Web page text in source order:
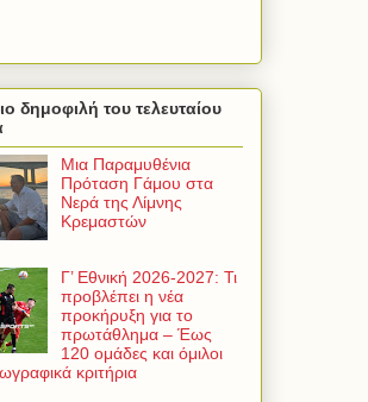
δημοφιλή του τελευταίου
Μια Παραμυθένια
Πρόταση Γάμου στα
Νερά της Λίμνης
Κρεμαστών
Γ’ Εθνική 2026-2027: Τι
προβλέπει η νέα
προκήρυξη για το
πρωτάθλημα – Έως
120 ομάδες και όμιλοι
κριτήρια